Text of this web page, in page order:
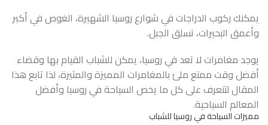
يمكنك ركوب الدراجات في شوارع روسيا الشهيرة، الغوص في أكبر
وأعمق البحيرات، تسلق الجبل.
يوجد مغامرات لا تعد في روسيا، يمكن للشباب القيام بها وقضاء
أفضل وقت ممتع ملئ بالمغامرات المميزة والمثيرة، لذا تابع هذا
المقال لتتعرف على كل ما يخص السياحة في روسيا وأفضل
المعالم السياحية.
مميزات السياحة في روسيا للشباب